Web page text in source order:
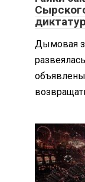
Дымовая